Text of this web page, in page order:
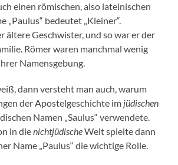
einen römischen, also lateinischen
„Paulus“ bedeutet „Kleiner“.
ältere Geschwister, und so war er der
Römer waren manchmal wenig
Namensgebung.
dann versteht man auch, warum
der Apostelgeschichte im jüdischen
Namen „Saulus“ verwendete.
in dienichtjüdischeWelt spielte dann
Name „Paulus“ die wichtige Rolle.